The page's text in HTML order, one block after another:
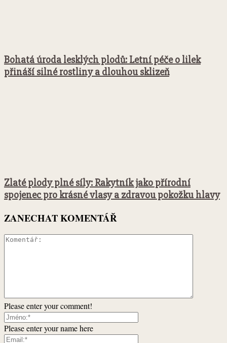
Bohatá úroda lesklých plodů: Letní péče o lilek
přináší silné rostliny a dlouhou sklizeň
Zlaté plody plné síly: Rakytník jako přírodní
spojenec pro krásné vlasy a zdravou pokožku hlavy
ZANECHAT KOMENTÁŘ
Please enter your comment!
Please enter your name here